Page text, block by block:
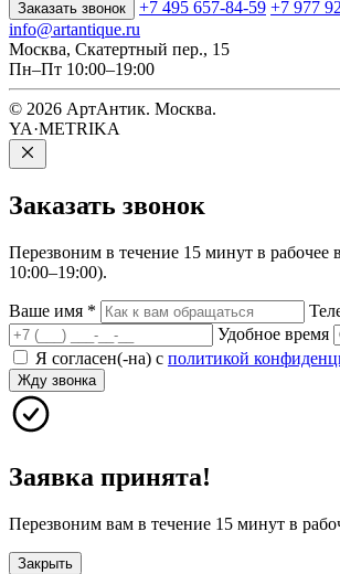
Заказать звонок +7 495 657-84-59 +7 977
info@artantique.ru
Москва, Скатертный пер., 15
Пн–Пт 10:00–19:00
© 2026 АртАнтик. Москва.
YA·METRIKA
Заказать звонок
Перезвоним в течение 15 минут в
10:00–19:00).
Ваше имя *
Удобное время
Я согласен(-на) с политикой
Жду звонка
Заявка принята!
Перезвоним вам в течение 15 минут в
Закрыть